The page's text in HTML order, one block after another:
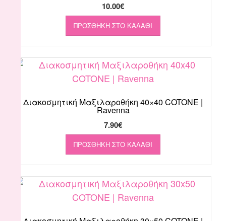
10.00€
ΠΡΟΣΘΉΚΗ ΣΤΟ ΚΑΛΆΘΙ
Διακοσμητική Μαξιλαροθήκη 40×40 COTONE |
Ravenna
7.90€
ΠΡΟΣΘΉΚΗ ΣΤΟ ΚΑΛΆΘΙ